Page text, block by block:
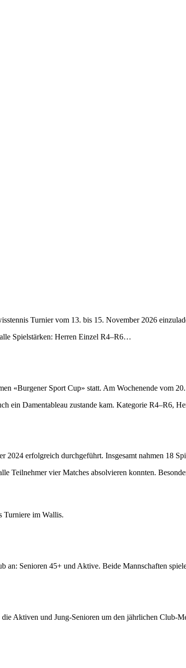
Turnier vom 13. bis 15. November 2026
Spielstärken: Herren Einzel R4–R6…
«Burgener Sport Cup» statt. Am Wochenende vom
ein Damentableau zustande kam. Kategorie R4–R6,
erfolgreich durchgeführt. Insgesamt nahmen 18
Teilnehmer vier Matches absolvieren konnten.
Turniere im Wallis.
an: Senioren 45+ und Aktive. Beide Mannschaften
Aktiven und Jung-Senioren um den jährlichen Club-